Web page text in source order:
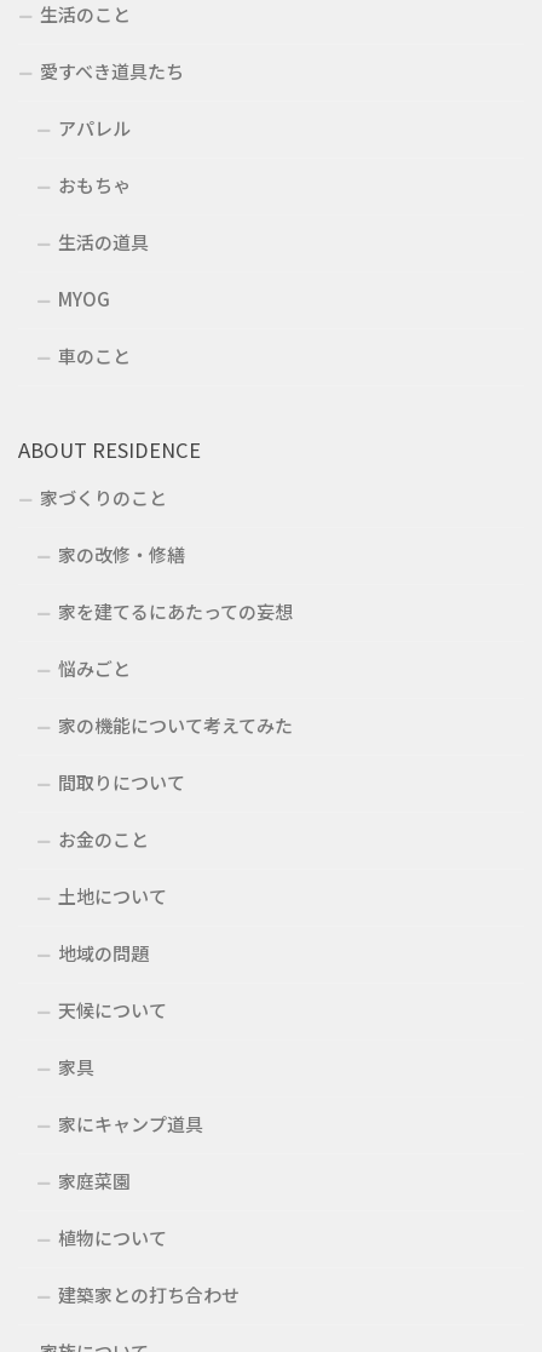
生活のこと
愛すべき道具たち
アパレル
おもちゃ
生活の道具
MYOG
車のこと
ABOUT RESIDENCE
家づくりのこと
家の改修・修繕
家を建てるにあたっての妄想
悩みごと
家の機能について考えてみた
間取りについて
お金のこと
土地について
地域の問題
天候について
家具
家にキャンプ道具
家庭菜園
植物について
建築家との打ち合わせ